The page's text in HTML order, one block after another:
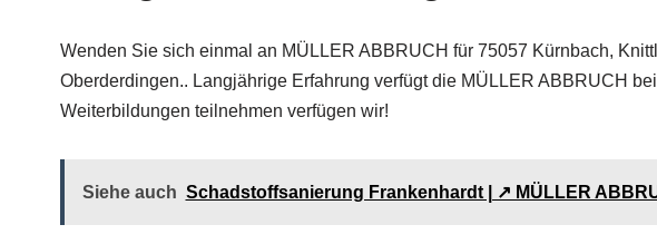
Wenden Sie sich einmal an MÜLLER ABBRUCH für 75057 Kürnbach,
Oberderdingen.. Langjährige Erfahrung verfügt die MÜLLER ABBRUCH
Weiterbildungen teilnehmen verfügen wir!
Siehe auch Schadstoffsanierung Frankenhardt | ↗️ MÜLLER